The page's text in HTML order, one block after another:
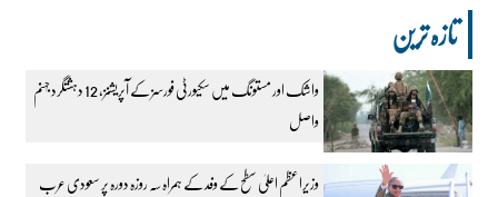
تازہ ترین
واشک اور مستونگ میں سکیورٹی فورسز کے آپریشنز، 12 دہشتگرد جہنم
واصل
وزیراعظم اعلیٰ سطح کے وفد کے ہمراہ سہ روزہ دورہ پر سعودی عرب